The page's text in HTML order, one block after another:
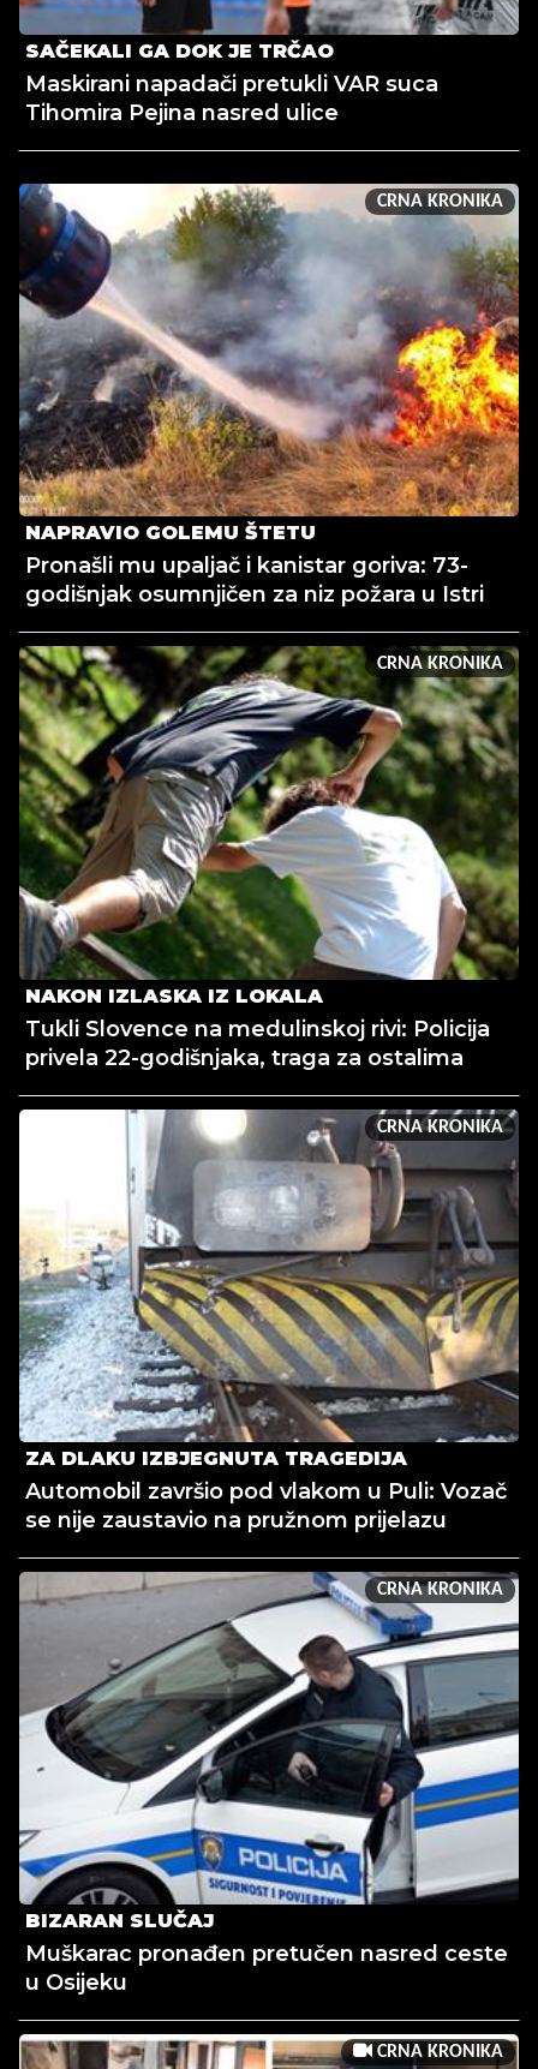
SAČEKALI GA DOK JE TRČAO
Maskirani napadači pretukli VAR suca
Tihomira Pejina nasred ulice
CRNA KRONIKA
NAPRAVIO GOLEMU ŠTETU
Pronašli mu upaljač i kanistar goriva: 73-
godišnjak osumnjičen za niz požara u Istri
CRNA KRONIKA
NAKON IZLASKA IZ LOKALA
Tukli Slovence na medulinskoj rivi: Policija
privela 22-godišnjaka, traga za ostalima
CRNA KRONIKA
ZA DLAKU IZBJEGNUTA TRAGEDIJA
Automobil završio pod vlakom u Puli: Vozač
se nije zaustavio na pružnom prijelazu
CRNA KRONIKA
BIZARAN SLUČAJ
Muškarac pronađen pretučen nasred ceste
u Osijeku
CRNA KRONIKA